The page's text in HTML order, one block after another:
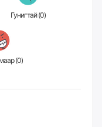
Гунигтай (0)
Үзэн ядмаар (0)